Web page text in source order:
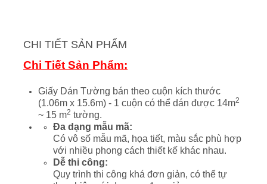
CHI TIẾT SẢN PHẨM
Chi Tiết Sản Phẩm:
Giấy Dán Tường bán theo cuộn kích thước
(1.06m x 15.6m) - 1 cuộn có thể dán được 14m2
~ 15 m2 tường.
Đa dạng mẫu mã:
Có vô số mẫu mã, họa tiết, màu sắc phù hợp
với nhiều phong cách thiết kế khác nhau.
Dễ thi công:
Quy trình thi công khá đơn giản, có thể tự